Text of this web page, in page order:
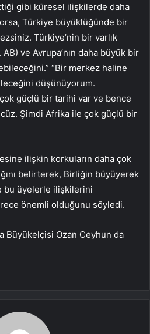
gibi küresel ilişkilerde daha
Türkiye büyüklüğünde bir
Türkiye’nin bir varlık
ve Avrupa’nın daha büyük bir
“Bir merkez haline
düşünüyorum.
çok güçlü bir tarihi var ve bence
Şimdi Afrika ile çok güçlü bir
ilişkin korkuların daha çok
belirterek, Birliğin büyüyerek
bu üyelerle ilişkilerini
önemli olduğunu söyledi.
Büyükelçisi Ozan Ceyhun da